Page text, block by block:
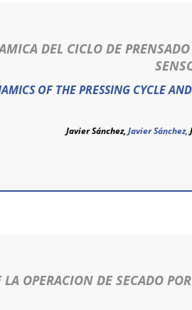
DEL CICLO DE
OF THE PRESSING CYCLE
Javier Sánchez, Javier Sánchez,
LA OPERACION DE SECADO